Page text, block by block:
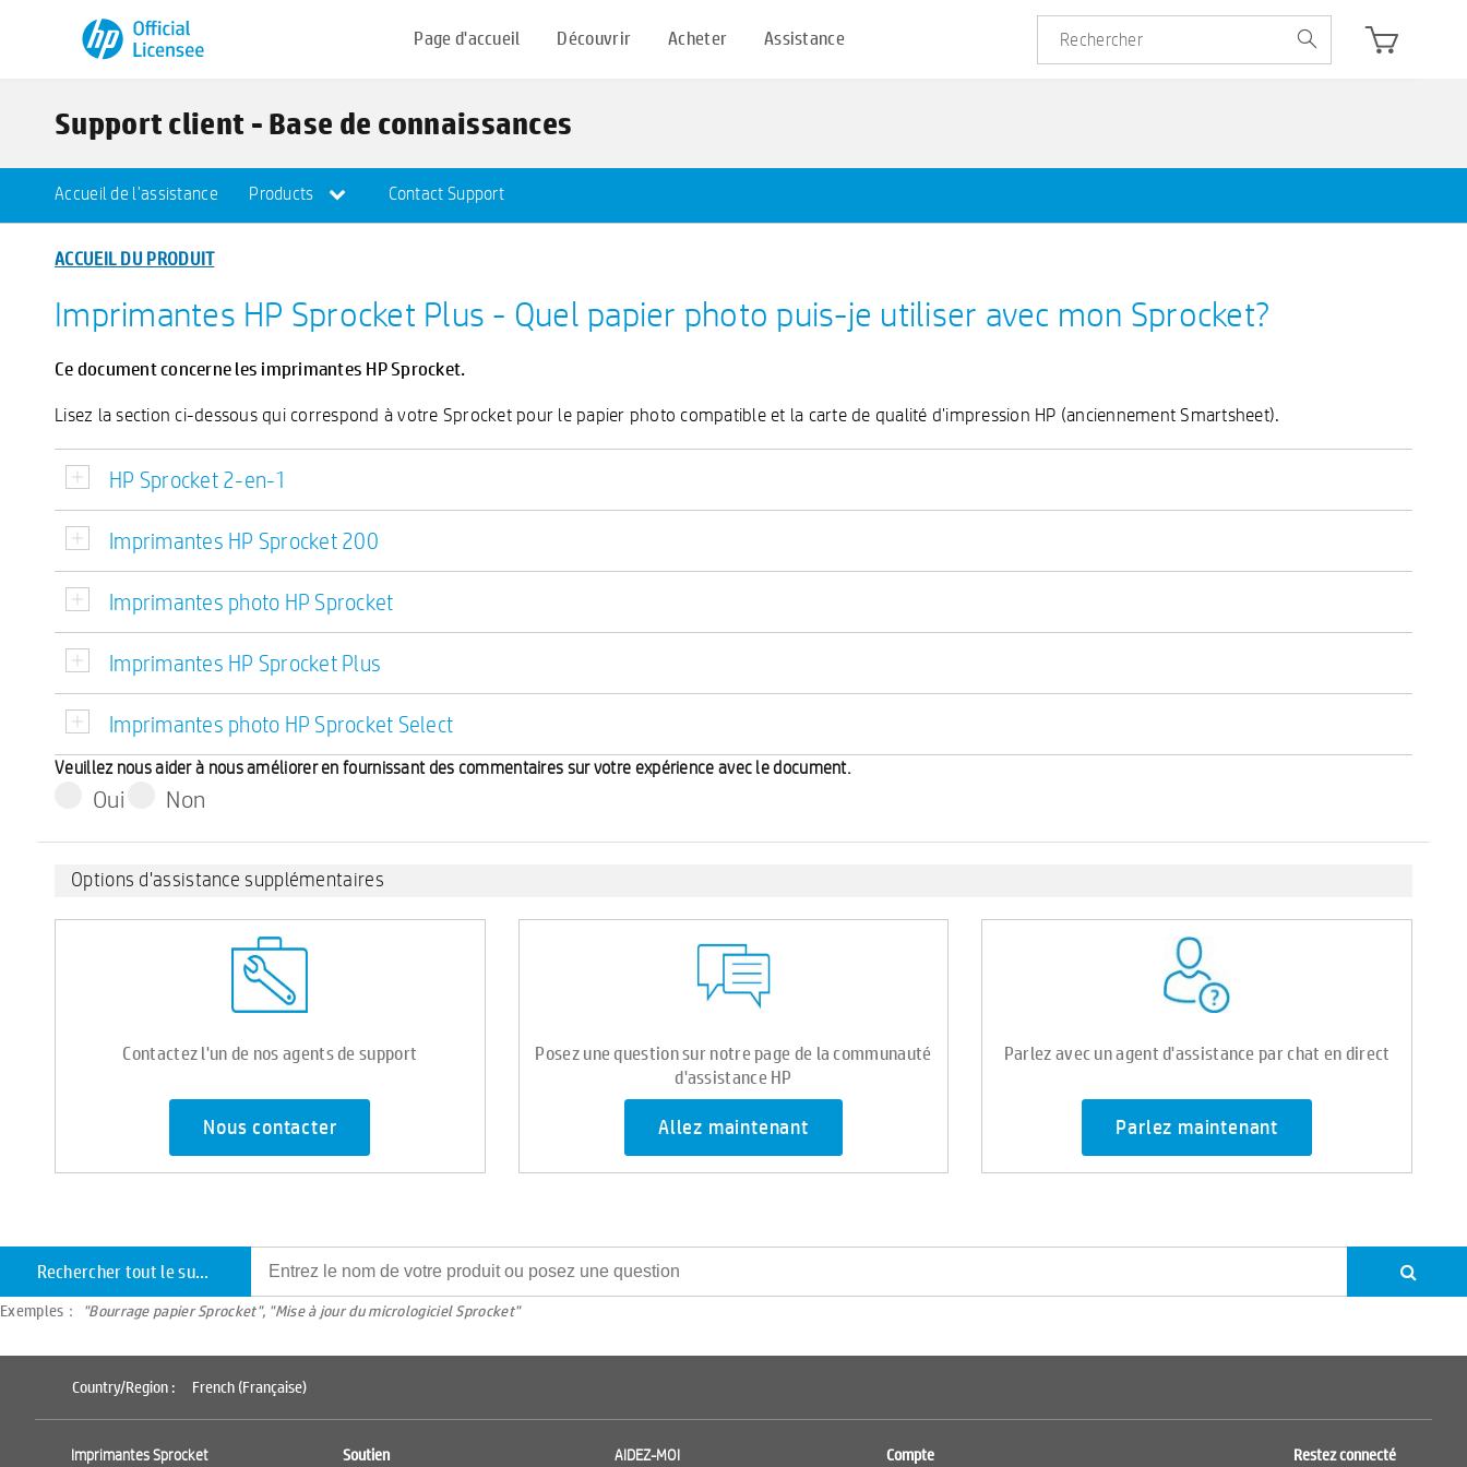
Page d'accueil Découvrir Acheter Assistance
Support client - Base de connaissances
Accueil de l'assistance Products Contact Support
ACCUEIL DU PRODUIT
Imprimantes HP Sprocket Plus - Quel papier photo puis-je utiliser avec mon Sprocket?
Ce document concerne les imprimantes HP Sprocket.
Lisez la section ci-dessous qui correspond à votre Sprocket pour le papier photo compatible et la carte de qualité d'impression HP (anciennement Smartsheet).
HP Sprocket 2-en-1
Imprimantes HP Sprocket 200
Imprimantes photo HP Sprocket
Imprimantes HP Sprocket Plus
Imprimantes photo HP Sprocket Select
Veuillez nous aider à nous améliorer en fournissant des commentaires sur votre expérience avec le document.
Oui Non
Options d'assistance supplémentaires
Contactez l'un de nos agents de support
Nous contacter
Posez une question sur notre page de la communauté
d'assistance HP
Allez maintenant
Parlez avec un agent d'assistance par chat en direct
Parlez maintenant
Rechercher tout le support
Exemples： "Bourrage papier Sprocket", "Mise à jour du micrologiciel Sprocket"
Country/Region : French (Française)
Imprimantes Sprocket Soutien AIDEZ-MOI Compte Restez connecté